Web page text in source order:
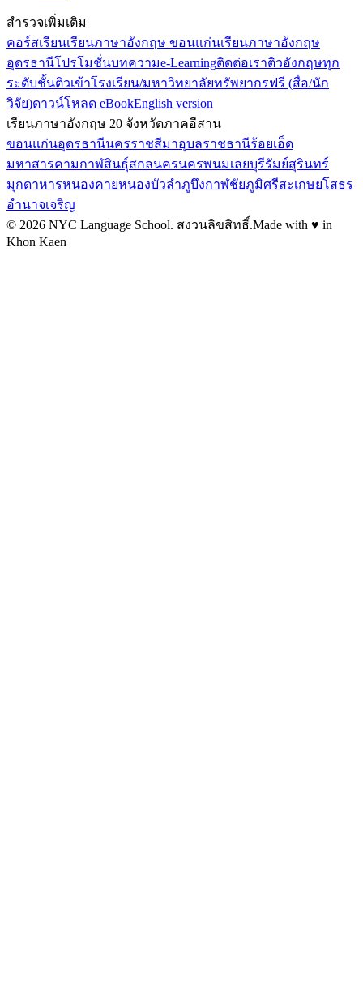
สำรวจเพิ่มเติม
คอร์สเรียนเรียนภาษาอังกฤษ ขอนแก่นเรียนภาษาอังกฤษ
อุดรธานีโปรโมชั่นบทความe-Learningติดต่อเราติวอังกฤษทุก
ระดับชั้นติวเข้าโรงเรียน/มหาวิทยาลัยทรัพยากรฟรี (สื่อ/นัก
วิจัย)ดาวน์โหลด eBookEnglish version
เรียนภาษาอังกฤษ 20 จังหวัดภาคอีสาน
ขอนแก่นอุดรธานีนครราชสีมาอุบลราชธานีร้อยเอ็ด
มหาสารคามกาฬสินธุ์สกลนครนครพนมเลยบุรีรัมย์สุรินทร์
มุกดาหารหนองคายหนองบัวลำภูบึงกาฬชัยภูมิศรีสะเกษยโสธร
อำนาจเจริญ
© 2026 NYC Language School. สงวนลิขสิทธิ์.Made with ♥ in
Khon Kaen